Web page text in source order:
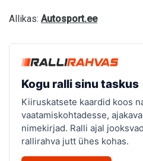
Allikas: Autosport.ee
Kogu ralli sinu taskus
Kiiruskatsete kaardid koos
vaatamiskohtadesse,
nimekirjad. Ralli ajal
rallirahva jutt ühes kohas.